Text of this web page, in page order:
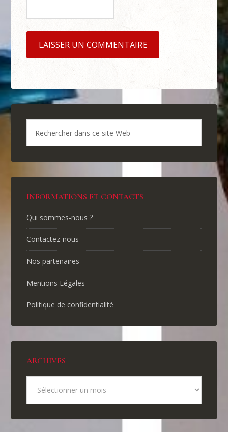
INFORMATIONS ET CONTACTS
Qui sommes-nous ?
Contactez-nous
Nos partenaires
Mentions Légales
Politique de confidentialité
ARCHIVES